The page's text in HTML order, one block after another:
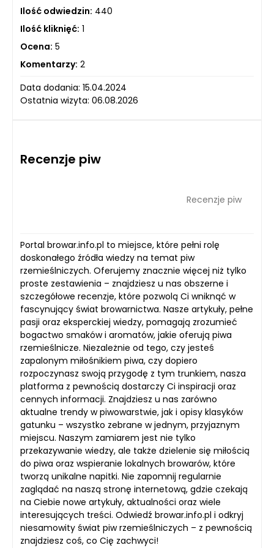
Ilość odwiedzin: 440
Ilość kliknięć: 1
Ocena: 5
Komentarzy: 2
Data dodania: 15.04.2024
Ostatnia wizyta: 06.08.2026
Recenzje piw
Recenzje piw
Portal browar.info.pl to miejsce, które pełni rolę
doskonałego źródła wiedzy na temat piw
rzemieślniczych. Oferujemy znacznie więcej niż tylko
proste zestawienia – znajdziesz u nas obszerne i
szczegółowe recenzje, które pozwolą Ci wniknąć w
fascynujący świat browarnictwa. Nasze artykuły, pełne
pasji oraz eksperckiej wiedzy, pomagają zrozumieć
bogactwo smaków i aromatów, jakie oferują piwa
rzemieślnicze. Niezależnie od tego, czy jesteś
zapalonym miłośnikiem piwa, czy dopiero
rozpoczynasz swoją przygodę z tym trunkiem, nasza
platforma z pewnością dostarczy Ci inspiracji oraz
cennych informacji. Znajdziesz u nas zarówno
aktualne trendy w piwowarstwie, jak i opisy klasyków
gatunku – wszystko zebrane w jednym, przyjaznym
miejscu. Naszym zamiarem jest nie tylko
przekazywanie wiedzy, ale także dzielenie się miłością
do piwa oraz wspieranie lokalnych browarów, które
tworzą unikalne napitki. Nie zapomnij regularnie
zaglądać na naszą stronę internetową, gdzie czekają
na Ciebie nowe artykuły, aktualności oraz wiele
interesujących treści. Odwiedź browar.info.pl i odkryj
niesamowity świat piw rzemieślniczych – z pewnością
znajdziesz coś, co Cię zachwyci!